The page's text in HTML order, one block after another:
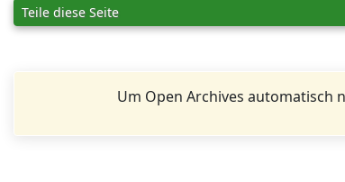
Teile diese Seite
Um Open Archives automatisch